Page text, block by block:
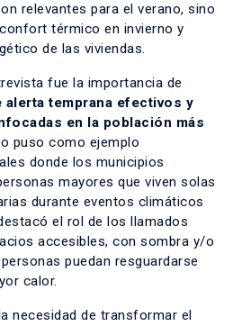
relevantes para el verano, sino
térmico en invierno y
de las viviendas.
fue la importancia de
alerta temprana efectivos y
en la población más
puso como ejemplo
donde los municipios
mayores que viven solas
durante eventos climáticos
el rol de los llamados
accesibles, con sombra y/o
puedan resguardarse
calor.
necesidad de transformar el